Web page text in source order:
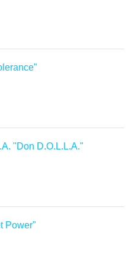
"Don D.O.L.L.A."
Power"